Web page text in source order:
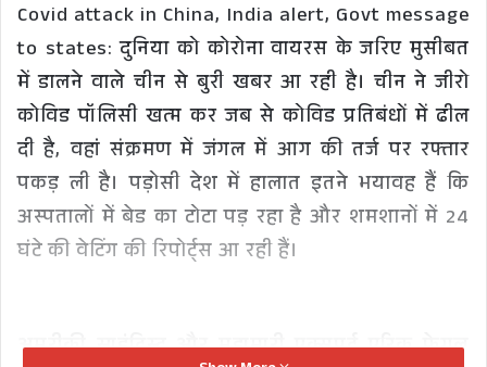
Covid attack in China, India alert, Govt message
to states: दुनिया को कोरोना वायरस के जरिए मुसीबत
में डालने वाले चीन से बुरी खबर आ रही है। चीन ने जीरो
कोविड पॉलिसी खत्म कर जब से कोविड प्रतिबंधों में ढील
दी है, वहां संक्रमण में जंगल में आग की तर्ज पर रफ्तार
पकड़ ली है। पड़ोसी देश में हालात इतने भयावह हैं कि
अस्पतालों में बेड का टोटा पड़ रहा है और शमशानों में 24
घंटे की वेटिंग की रिपोर्ट्स आ रही हैं।
अमरीकी साइंटिस्ट और महामारी एक्सपर्ट एरिक फेगल